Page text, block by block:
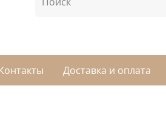
Доставка и оплата